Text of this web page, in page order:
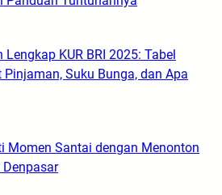
Lengkap KUR BRI 2025: Tabel
Suku Bunga, dan Apa
Momen Santai dengan Menonton